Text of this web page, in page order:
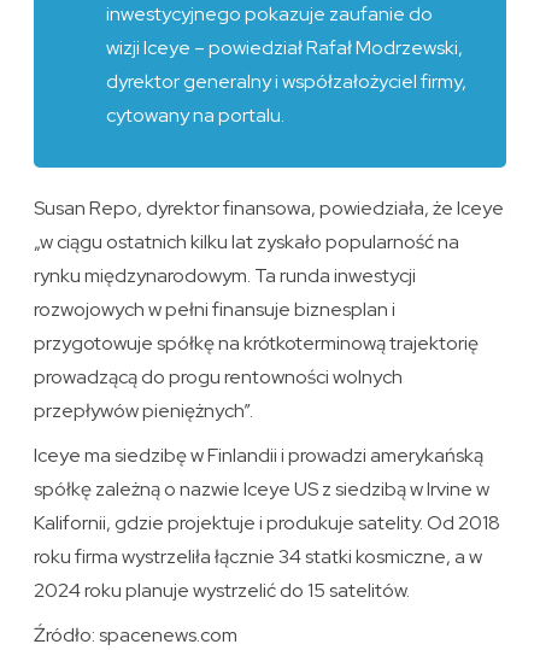
inwestycyjnego pokazuje zaufanie do
wizji Iceye – powiedział Rafał Modrzewski,
dyrektor generalny i współzałożyciel firmy,
cytowany na portalu.
Susan Repo, dyrektor finansowa, powiedziała, że Iceye
„w ciągu ostatnich kilku lat zyskało popularność na
rynku międzynarodowym. Ta runda inwestycji
rozwojowych w pełni finansuje biznesplan i
przygotowuje spółkę na krótkoterminową trajektorię
prowadzącą do progu rentowności wolnych
przepływów pieniężnych”.
Iceye ma siedzibę w Finlandii i prowadzi amerykańską
spółkę zależną o nazwie Iceye US z siedzibą w Irvine w
Kalifornii, gdzie projektuje i produkuje satelity. Od 2018
roku firma wystrzeliła łącznie 34 statki kosmiczne, a w
2024 roku planuje wystrzelić do 15 satelitów.
Źródło: spacenews.com